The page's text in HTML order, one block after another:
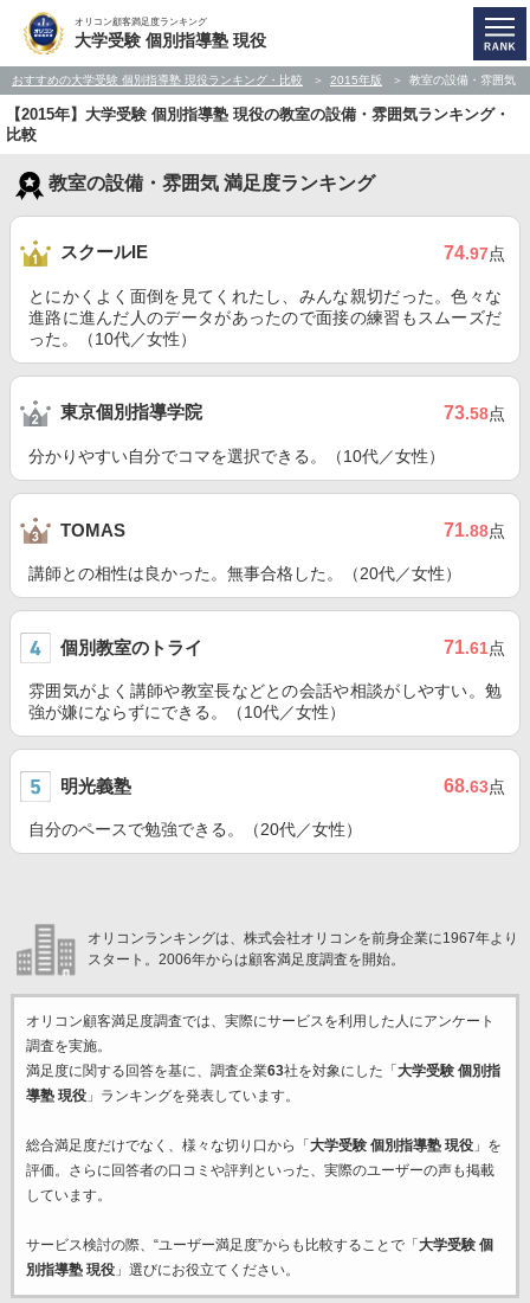
オリコン顧客満足度ランキング
大学受験 個別指導塾 現役
おすすめの大学受験 個別指導塾 現役ランキング・比較 2015年版 教室の設備・雰囲気
【2015年】大学受験 個別指導塾 現役の教室の設備・雰囲気ランキング・
比較
教室の設備・雰囲気 満足度ランキング
スクールIE 74.97点
とにかくよく面倒を見てくれたし、みんな親切だった。色々な
進路に進んだ人のデータがあったので面接の練習もスムーズだ
った。（10代／女性）
東京個別指導学院 73.58点
分かりやすい自分でコマを選択できる。（10代／女性）
TOMAS 71.88点
講師との相性は良かった。無事合格した。（20代／女性）
個別教室のトライ 71.61点
雰囲気がよく講師や教室長などとの会話や相談がしやすい。勉
強が嫌にならずにできる。（10代／女性）
明光義塾 68.63点
自分のペースで勉強できる。（20代／女性）
オリコンランキングは、株式会社オリコンを前身企業に1967年より
スタート。2006年からは顧客満足度調査を開始。
オリコン顧客満足度調査では、実際にサービスを利用した 人にアンケート
調査を実施。
満足度に関する回答を基に、調査企業63社を対象にした「 大学受験 個別指
導塾 現役」ランキングを発表しています。
総合満足度だけでなく、様々な切り口から「 大学受験 個別指導塾 現役」を
評価。さらに回答者の口コミや評判といった、実際のユーザーの声も掲載
しています。
サービス検討の際、“ユーザー満足度”からも比較することで「 大学受験 個
別指導塾 現役」選びにお役立てください。